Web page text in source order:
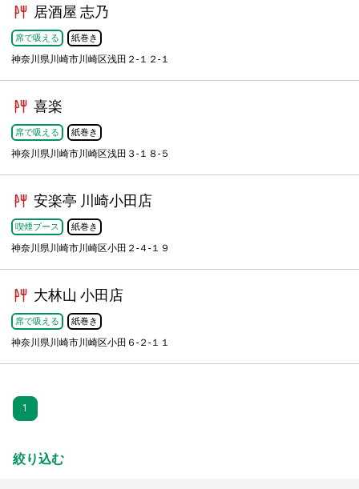
居酒屋 志乃
席で吸える 紙巻き
神奈川県川崎市川崎区浅田２-１２-１
喜楽
席で吸える 紙巻き
神奈川県川崎市川崎区浅田３-１８-５
安楽亭 川崎小田店
喫煙ブース 紙巻き
神奈川県川崎市川崎区小田２-４-１９
大林山 小田店
席で吸える 紙巻き
神奈川県川崎市川崎区小田６-２-１１
1
絞り込む